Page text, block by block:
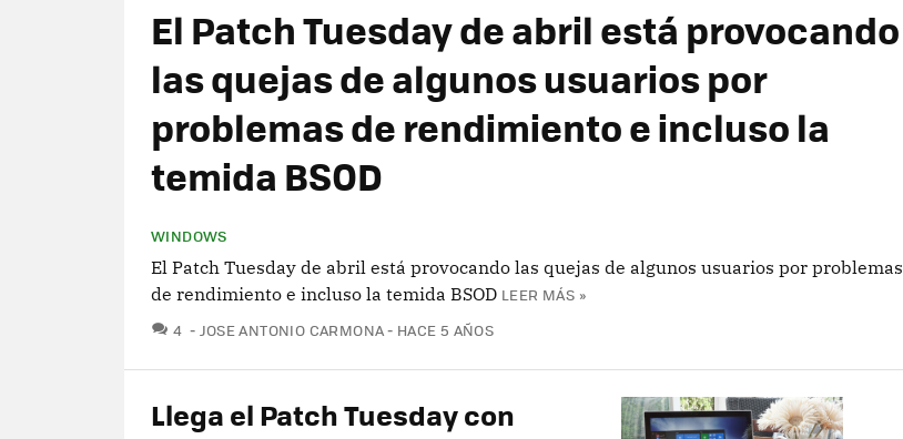
El Patch Tuesday de abril está provocando
las quejas de algunos usuarios por
problemas de rendimiento e incluso la
temida BSOD
WINDOWS
El Patch Tuesday de abril está provocando las quejas de algunos usuarios por problemas
de rendimiento e incluso la temida BSOD LEER MÁS »
4 COMENTARIOS
JOSE ANTONIO CARMONA HACE 5 AÑOS
Llega el Patch Tuesday con